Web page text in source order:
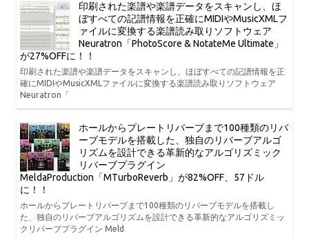
印刷された楽譜や楽譜データをスキャンし、ほ
ぼすべての記譜情報を正確にMIDIやMusicXMLフ
ァイルに変換する楽譜読み取りソフトウェア
Neuratron「PhotoScore & NotateMe Ultimate」
が27%OFFに！！
印刷された楽譜や楽譜データをスキャンし、ほぼすべての記譜情報を正
確にMIDIやMusicXMLファイルに変換する楽譜読み取りソフトウェア
Neuratron「
ホールからプレートリバーブまで100種類のリバ
ーブモデルを搭載した、独自のリバーブアルゴ
リズムを設計できる革新的なアルゴリズミック
リバーブプラグイン
MeldaProduction「MTurboReverb」が82%OFF、57ドル
に！！
ホールからプレートリバーブまで100種類のリバーブモデルを搭載し
た、独自のリバーブアルゴリズムを設計できる革新的なアルゴリズミッ
クリバーブプラグイン Meld